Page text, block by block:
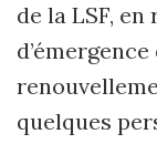
de la LSF,
quelques